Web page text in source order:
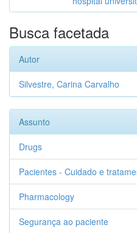
Busca facetada
Autor
Silvestre, Carina Carvalho
Assunto
Drugs
Pacientes - Cuidado e
Pharmacology
Segurança ao paciente